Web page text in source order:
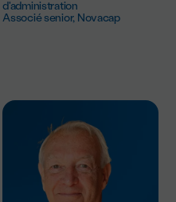
d'administration
Associé senior, Novacap